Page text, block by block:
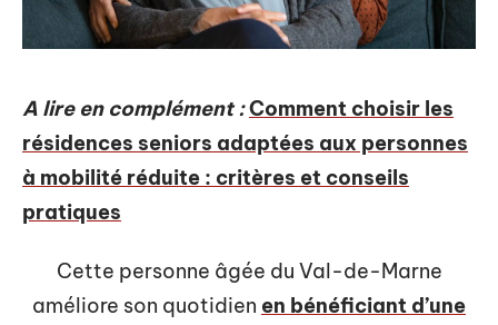
A lire en complément :Comment choisir les
résidences seniors adaptées aux personnes
à mobilité réduite : critères et conseils
pratiques
Cette personne âgée du Val-de-Marne
améliore son quotidien en bénéficiant d’une